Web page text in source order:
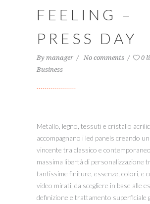
FEELING –
PRESS DAY
By manager No comments
0
Business
Metallo, legno, tessuti e cristallo
accompagnano i led panels creando
vincente tra classico e
massima libertà di personalizzazione
tantissime finiture, essenze, colori, e
video mirati, da scegliere in base alle
definizione e trattamento superficiale